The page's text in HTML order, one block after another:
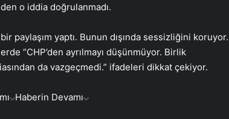
o iddia doğrulanmadı.
paylaşım yaptı. Bunun dışında sessizliğini koruyor.
“CHP’den ayrılmayı düşünmüyor. Birlik
da vazgeçmedi.” ifadeleri dikkat çekiyor.
Haberin Devamı